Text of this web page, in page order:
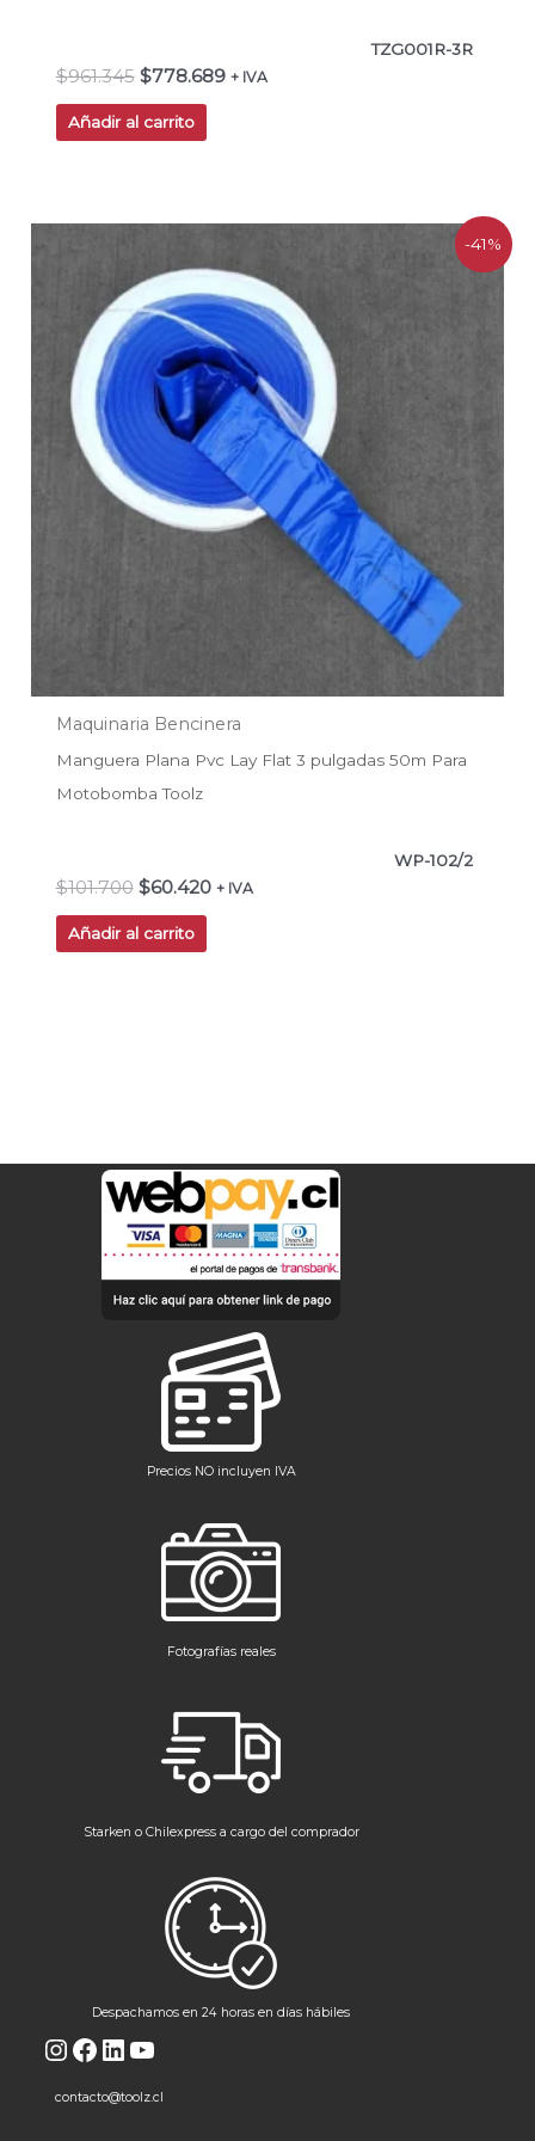
TZG001R-3R
$961.345 $778.689 + IVA
Añadir al carrito
-41%
Maquinaria Bencinera
Manguera Plana Pvc Lay Flat 3 pulgadas 50m Para
Motobomba Toolz
WP-102/2
$101.700
original
era:
$101.700.
$60.420
actual
es:
$60.420.
+ IVA
Añadir al carrito
Precios NO incluyen IVA
Fotografías reales
Starken o Chilexpress a cargo del comprador
Despachamos en 24 horas en días hábiles
Instagram
Facebook
LinkedIn
YouTube
contacto@toolz.cl